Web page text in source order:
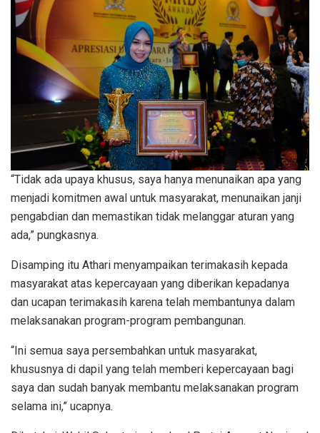
“Tidak ada upaya khusus, saya hanya menunaikan apa yang
menjadi komitmen awal untuk masyarakat, menunaikan janji
pengabdian dan memastikan tidak melanggar aturan yang
ada,” pungkasnya.
Disamping itu Athari menyampaikan terimakasih kepada
masyarakat atas kepercayaan yang diberikan kepadanya
dan ucapan terimakasih karena telah membantunya dalam
melaksanakan program-program pembangunan.
“Ini semua saya persembahkan untuk masyarakat,
khususnya di dapil yang telah memberi kepercayaan bagi
saya dan sudah banyak membantu melaksanakan program
selama ini,” ucapnya.